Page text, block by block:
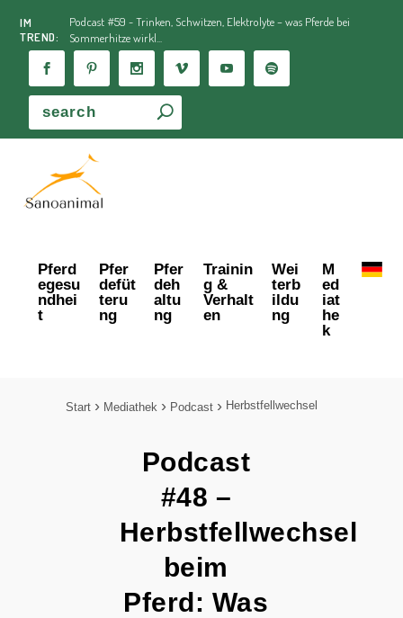
IM
TREND:
Podcast #59 - Trinken, Schwitzen, Elektrolyte – was Pferde bei
Sommerhitze wirkl...
Pferd
egesu
ndhei
t
Pfer
defüt
teru
ng
Pfer
deh
altu
ng
Trainin
g &
Verhalt
en
Wei
terb
ildu
ng
M
ed
iat
he
k
Start Mediathek Podcast Herbstfellwechsel
Podcast
#48 –
Herbstfellwechsel
beim
Pferd: Was